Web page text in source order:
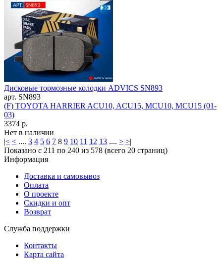
Дисковые тормозные колодки ADVICS SN893
арт. SN893
(F) TOYOTA HARRIER ACU10, ACU15, MCU10, MCU15 (01-
03)
3374 р.
Нет в наличии
|< < .... 3 4 5 6 7 8 9 10 11 12 13 .... > >|
Показано с 211 по 240 из 578 (всего 20 страниц)
Информация
Доставка и самовывоз
Оплата
О проекте
Скидки и опт
Возврат
Служба поддержки
Контакты
Карта сайта